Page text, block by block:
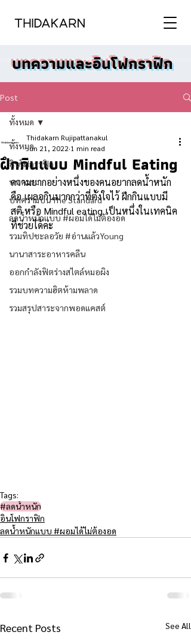
บทความและอินโฟกราฟิก
Post
ทั้งหมด
อินโฟกราฟิก
บทความ
บทความบน The Standard
ลดน้ำหนักแบบ #ผอมได้ไม่ต้องอด
รวมทิปชะลอวัย #อ่านแล้วYoung
นานาสาระอาหารคลีน
ออกกำลังฟิตร่างสไตล์หมอผิง
รวมบทความฮิตห้ามพลาด
รวมสรุปสาระจากพอดแคสต์
ทั้งหมด
ฝึกกินแบบ Mindful Eating
Thidakarn Rujipattanakul
Jun 21, 2022 1 min read
ความยากอย่างหนึ่งของคนอยากลดน้ำหนัก
คือ เผลอกินมากกว่าที่ตั้งใจไว้ ฝึกกินแบบมี
สติ หรือ Mindful eating เป็นหนึ่งในเทคนิค
ที่ช่วยได้ค่ะ
Tags:
#ลดน้ำหนัก
อินโฟกราฟิก
ลดน้ำหนักแบบ #ผอมได้ไม่ต้องอด
Recent Posts See All